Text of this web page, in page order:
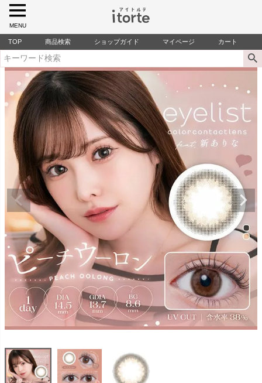
MENU
TOP 商品検索 ショップガイド マイページ カート